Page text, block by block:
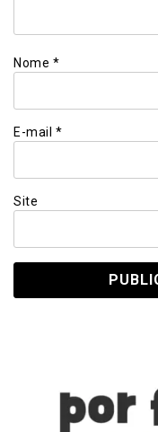
Nome *
E-mail *
Site